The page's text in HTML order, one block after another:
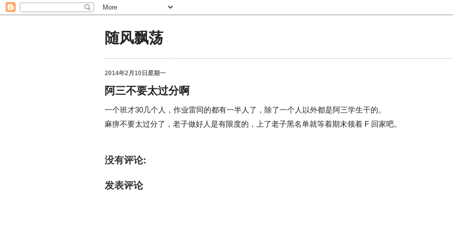
随风飘荡
2014年2月10日星期一
阿三不要太过分啊
一个班才30几个人，作业雷同的都有一半人了，除了一个人以外都是阿三学生干的。
麻痹不要太过分了，老子做好人是有限度的，上了老子黑名单就等着期末领着 F 回家吧。
没有评论:
发表评论